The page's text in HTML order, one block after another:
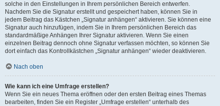
solche in den Einstellungen in Ihrem persönlichen Bereich entwerfen.
Nachdem Sie die Signatur erstellt und gespeichert haben, können Sie in
jedem Beitrag das Kästchen „Signatur anhängen“ aktivieren. Sie können eine
Signatur auch hinzufügen, indem Sie in Ihrem persönlichen Bereich das
standardmäßige Anhängen Ihrer Signatur aktivieren. Wenn Sie einen
einzelnen Beitrag dennoch ohne Signatur verfassen möchten, so können Sie
dort einfach das Kontrollkästchen „Signatur anhängen“ wieder deaktivieren.
Nach oben
Wie kann ich eine Umfrage erstellen?
Wenn Sie ein neues Thema eröffnen oder den ersten Beitrag eines Themas
bearbeiten, finden Sie ein Register „Umfrage erstellen“ unterhalb des